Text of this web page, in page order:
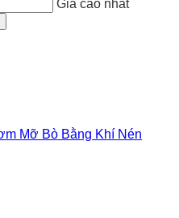
Giá cao nhất
Mỡ Bò Bằng Khí Nén